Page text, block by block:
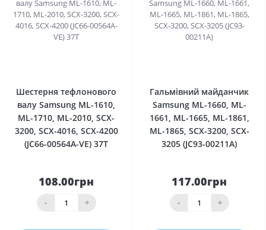
Шестерня тефлонового
валу Samsung ML-1610,
ML-1710, ML-2010, SCX-
3200, SCX-4016, SCX-4200
(JC66-00564A-VE) 37T
108.00грн
- +
Гальмівний майданчик
Samsung ML-1660, ML-
1661, ML-1665, ML-1861,
ML-1865, SCX-3200, SCX-
3205 (JC93-00211A)
117.00грн
- +